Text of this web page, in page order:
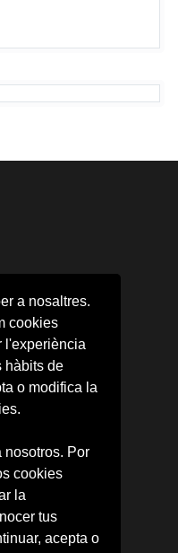
a nosaltres.
cookies
l'experiència
hàbits de
o modifica la
nosotros. Por
cookies
la
tus
acepta o